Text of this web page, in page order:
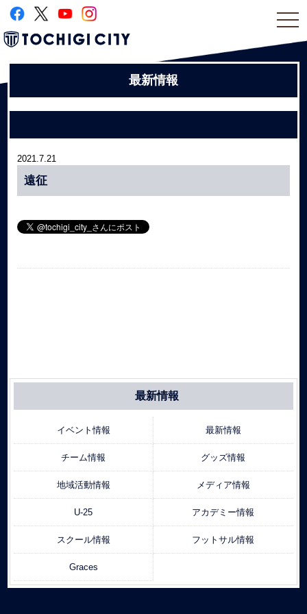
最新情報
2021.7.21
遠征
最新情報
イベント情報 最新情報
チーム情報 グッズ情報
地域活動情報 メディア情報
U-25 アカデミー情報
スクール情報 フットサル情報
Graces